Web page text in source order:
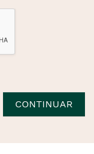
CONTINUAR